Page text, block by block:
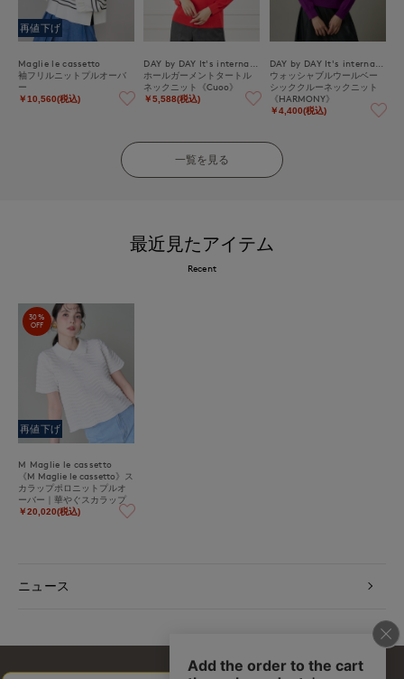
再値下げ
Maglie le cassetto
袖フリルニットプルオーバ
ー
￥10,560(税込)
ホールガーメントタートル
ネックニット《Cuoo》
￥5,588(税込)
ウォッシャブルウールベー
シッククルーネックニット
《HARMONY》
￥4,400(税込)
一覧を見る
最近見たアイテム
Recent
30%
OFF
再値下げ
M Maglie le cassetto
《M Maglie le cassetto》ス
カラップポロニットプルオ
ーバー｜華やぐスカラップ
ニット
￥20,020(税込)
ニュース